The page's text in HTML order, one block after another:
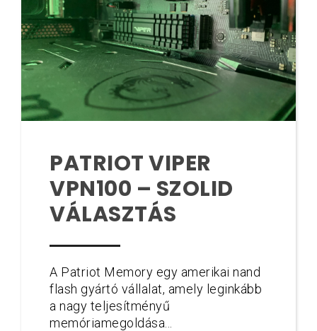
PATRIOT VIPER
VPN100 – SZOLID
VÁLASZTÁS
A Patriot Memory egy amerikai nand
flash gyártó vállalat, amely leginkább
a nagy teljesítményű
memóriamegoldása...